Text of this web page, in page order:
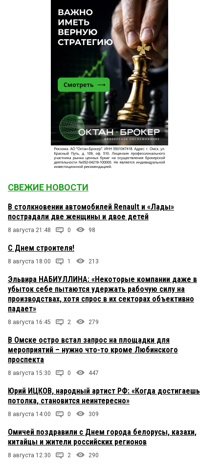
СВЕЖИЕ НОВОСТИ
В столкновении автомобилей Renault и «Лады»
пострадали две женщины и двое детей
8 августа 21:48 0 98
С Днем строителя!
8 августа 18:00 1 213
Эльвира НАБИУЛЛИНА: «Некоторые компании даже в
убыток себе пытаются удержать рабочую силу на
производствах, хотя спрос в их секторах объективно
падает»
8 августа 16:45 2 279
В Омске остро встал запрос на площадки для
мероприятий – нужно что-то кроме Любинского
проспекта
8 августа 15:30 0 447
Юрий ИЦКОВ, народный артист РФ: «Когда достигаешь
потолка, становится неинтересно»
8 августа 14:00 0 309
Омичей поздравили с Днем города белорусы, казахи,
китайцы и жители российских регионов
8 августа 12:30 2 290